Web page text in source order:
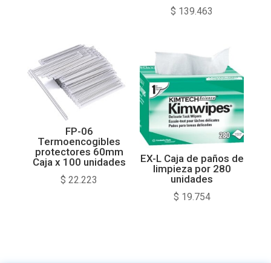
$ 139.463
FP-06
Termoencogibles
protectores 60mm
Caja x 100 unidades
$ 22.223
EX-L Caja de paños de
limpieza por 280
unidades
$ 19.754